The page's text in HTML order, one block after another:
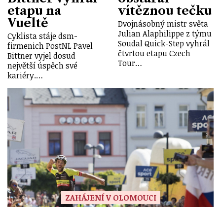
etapu na
Vueltě
Cyklista stáje dsm-
firmenich PostNL Pavel
Bittner vyjel dosud
největší úspěch své
kariéry.…
vítěznou tečku
Dvojnásobný mistr světa
Julian Alaphilippe z týmu
Soudal Quick-Step vyhrál
čtvrtou etapu Czech
Tour…
ZAHÁJENÍ V OLOMOUCI